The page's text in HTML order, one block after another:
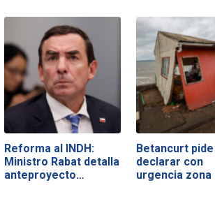
Reforma al INDH:
Ministro Rabat detalla
anteproyecto…
Betancurt pide
declarar con
urgencia zona